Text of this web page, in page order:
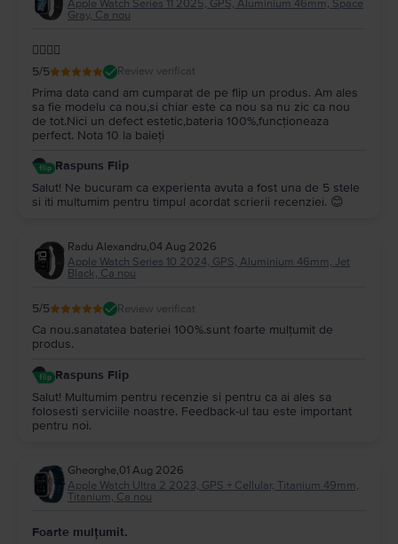
Apple Watch Series 11 2025, GPS, Aluminium 46mm, Space
Gray, Ca nou
👌🏼👌🏼
5/5 Review verificat
Prima data cand am cumparat de pe flip un produs. Am ales
sa fie modelu ca nou,si chiar este ca nou sa nu zic ca nou
de tot.Nici un defect estetic,bateria 100%,funcționeaza
perfect. Nota 10 la baieți
Raspuns Flip
Salut! Ne bucuram ca experienta avuta a fost una de 5 stele
si iti multumim pentru timpul acordat scrierii recenziei. 😊
Radu Alexandru,04 Aug 2026
Apple Watch Series 10 2024, GPS, Aluminium 46mm, Jet
Black, Ca nou
5/5 Review verificat
Ca nou.sanatatea bateriei 100%.sunt foarte mulțumit de
produs.
Raspuns Flip
Salut! Multumim pentru recenzie si pentru ca ai ales sa
folosesti serviciile noastre. Feedback-ul tau este important
pentru noi.
Gheorghe,01 Aug 2026
Apple Watch Ultra 2 2023, GPS + Cellular, Titanium 49mm,
Titanium, Ca nou
Foarte mulțumit.